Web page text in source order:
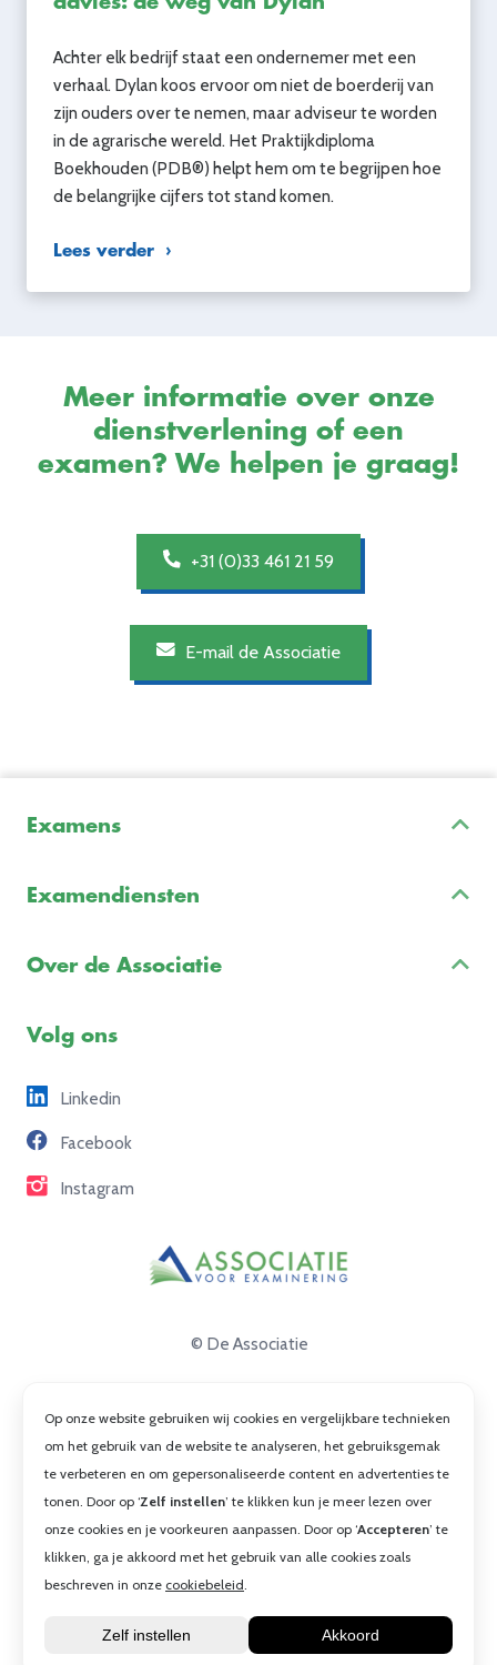
Achter elk bedrijf staat een ondernemer met een
verhaal. Dylan koos ervoor om niet de boerderij van
zijn ouders over te nemen, maar adviseur te worden
in de agrarische wereld. Het Praktijkdiploma
Boekhouden (PDB®) helpt hem om te begrijpen hoe
de belangrijke cijfers tot stand komen.
Lees verder
Meer informatie over onze
dienstverlening of een
examen? We helpen je graag!
+31 (0)33 461 21 59
E-mail de Associatie
Examens
Examenreglement
Examendiensten
Over de Associatie
Freelance opdrachten
Partners
Contact
Volg ons
Linkedin
Facebook
Instagram
© De Associatie
Cookies
Algemene voorwaarden
Op onze website gebruiken wij cookies en vergelijkbare technieken
om het gebruik van de website te analyseren, het gebruiksgemak
te verbeteren en om gepersonaliseerde content en advertenties te
tonen. Door op ‘Zelf instellen’ te klikken kun je meer lezen over
onze cookies en je voorkeuren aanpassen. Door op ‘Accepteren’ te
klikken, ga je akkoord met het gebruik van alle cookies zoals
beschreven in onze cookiebeleid.